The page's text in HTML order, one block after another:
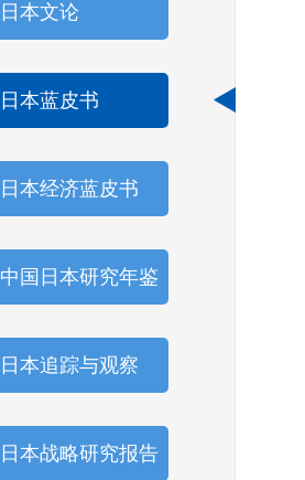
日本文论
日本蓝皮书
日本经济蓝皮书
中国日本研究年鉴
日本追踪与观察
日本战略研究报告